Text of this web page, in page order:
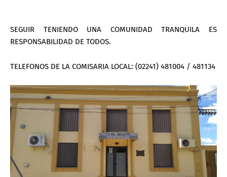
SEGUIR TENIENDO UNA COMUNIDAD TRANQUILA ES
RESPONSABILIDAD DE TODOS.
TELEFONOS DE LA COMISARIA LOCAL: (02241) 481004 / 481134